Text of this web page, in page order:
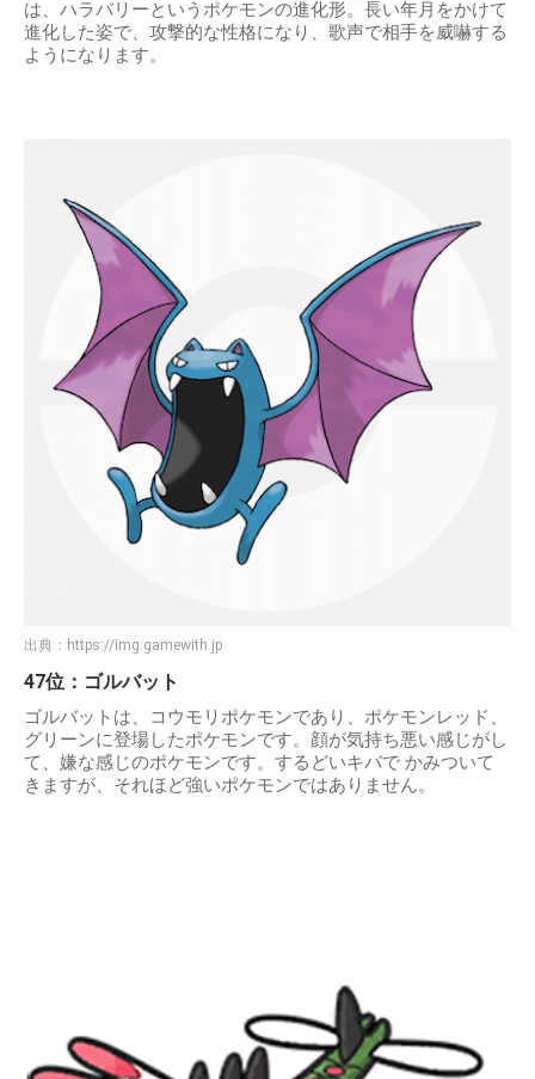
は、ハラバリーというポケモンの進化形。長い年月をかけて
進化した姿で、攻撃的な性格になり、歌声で相手を威嚇する
ようになります。
出典： https://img.gamewith.jp
47位：ゴルバット
ゴルバットは、コウモリポケモンであり、ポケモンレッド、
グリーンに登場したポケモンです。顔が気持ち悪い感じがし
て、嫌な感じのポケモンです。するどいキバで かみついて
きますが、それほど強いポケモンではありません。